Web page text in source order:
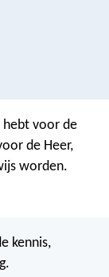
hebt voor de
de Heer,
worden.
kennis,